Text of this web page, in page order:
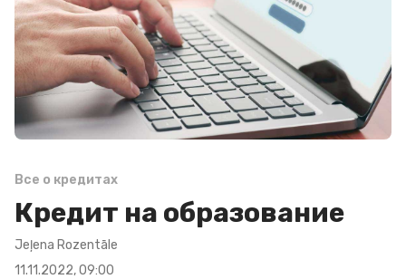
Все о кредитах
Кредит на образование
Jeļena Rozentāle
11.11.2022, 09:00